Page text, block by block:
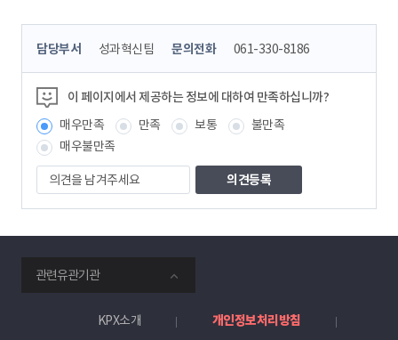
콘
츠
정
보
책
임
자
담당부서 성과혁신팀 문의전화 061-330-8186
이 페이지에서 제공하는 정보에 대하여 만족하십니까?
매우만족
만족 보통
불만족
매우불만족
의
견
을
겨
주
세
요
관련유관기관
KPX소개
개인정보처리방침